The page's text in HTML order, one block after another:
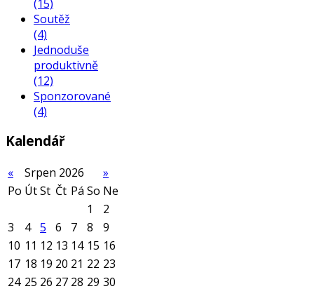
(15)
Soutěž
(4)
Jednoduše
produktivně
(12)
Sponzorované
(4)
Kalendář
« Srpen 2026
»
Po ÚtSt Čt Pá So Ne
1
2
3
4 5 6 7 8
9
10 11 12 13 14 15 16
17 18 19 20 21 22 23
24 25 26 27 28 29 30